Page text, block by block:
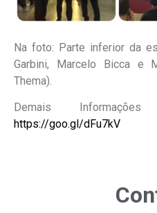
Na foto: Parte inferior da
Garbini, Marcelo Bicca e
Thema).
Demais
https://goo.gl/dFu7kV